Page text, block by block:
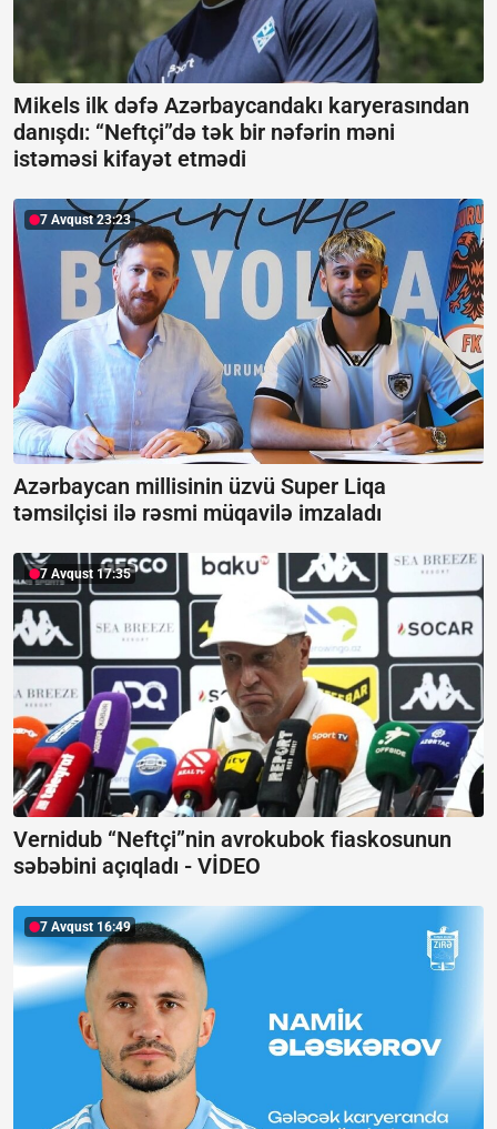
Mikels ilk dəfə Azərbaycandakı karyerasından
danışdı: “Neftçi”də tək bir nəfərin məni
istəməsi kifayət etmədi
7 Avqust 23:23
Azərbaycan millisinin üzvü Super Liqa
təmsilçisi ilə rəsmi müqavilə imzaladı
7 Avqust 17:35
Vernidub “Neftçi”nin avrokubok fiaskosunun
səbəbini açıqladı - VİDEO
7 Avqust 16:49